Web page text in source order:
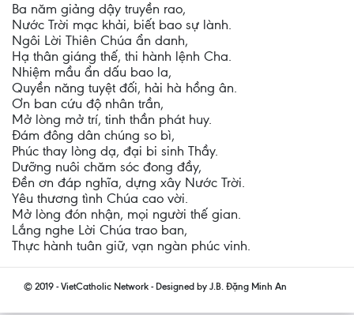
Ba năm giảng dậy truyền rao,
Nước Trời mạc khải, biết bao sự lành.
Ngôi Lời Thiên Chúa ẩn danh,
Hạ thân giáng thế, thi hành lệnh Cha.
Nhiệm mầu ẩn dấu bao la,
Quyền năng tuyệt đối, hải hà hồng ân.
Ơn ban cứu độ nhân trần,
Mở lòng mở trí, tinh thần phát huy.
Đám đông dân chúng so bì,
Phúc thay lòng dạ, đại bi sinh Thầy.
Dưỡng nuôi chăm sóc đong đầy,
Đền ơn đáp nghĩa, dựng xây Nước Trời.
Yêu thương tình Chúa cao vời.
Mở lòng đón nhận, mọi người thế gian.
Lắng nghe Lời Chúa trao ban,
Thực hành tuân giữ, vạn ngàn phúc vinh.
© 2019 - VietCatholic Network - Designed by J.B. Đặng Minh An